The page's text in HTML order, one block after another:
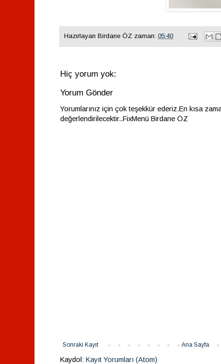
Hazırlayan Birdane ÖZ zaman: 05:40
Hiç yorum yok:
Yorum Gönder
Yorumlarınız için çok teşekkür ederiz.En kısa
değerlendirilecektir..FixMenü Birdane ÖZ
Sonraki Kayıt Ana Sayfa
Kaydol: Kayıt Yorumları (Atom)